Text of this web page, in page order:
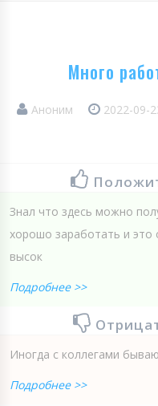
Много
Аноним 2022-09-
Знал что здесь можно
хорошо заработать и это
высок
Подробнее >>
Иногда с коллегами
Подробнее >>